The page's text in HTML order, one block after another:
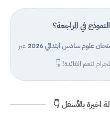
في المراجعة؟
علوم سادس ابتدائي 2026
عبر
لتعم الفائدة! 👇
اخيرة بالأسفل 👇